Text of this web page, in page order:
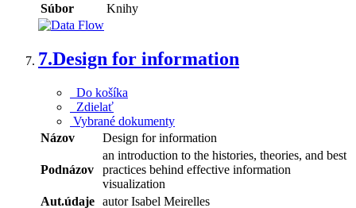
Súbor
Knihy
7.Design for information
Do košíka
Zdielať
Vybrané dokumenty
Názov
Design for information
Podnázov
an introduction to the histories, theories, and best
practices behind effective information
visualization
Aut.údaje autor Isabel Meirelles